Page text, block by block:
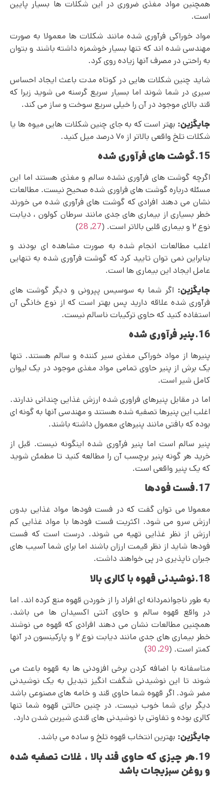
همچنین مواد مغذی ضروری در این شکلات ها بسیار پایین
است.
مواد خوراکی فرآوری شده مانند شکلات ها معمولا به صورت
مهندسی شده اند که تنها بسیار خوشمزه داشته باشند و بتوان
به راحتی در مصرف آنها زیاده‌ روی کرد.
شاید چنین شکلات هایی در کوتاه مدت باعث ایجاد احساس
سیری در شما شوند اما بسیار سریع گرسنه می شوید زیرا که
قند بالای موجود در آن را خیلی سریع سوخت و ساز می کند.
جایگزین: بهتر است که به جای چنین شکلات هایی میوه ها یا
شکلات تلخ واقعی بالاتر از ۷۰ درصد میل کنید.
15.گوشت‌ های فرآوری شده
اگرچه گوشت ‌های فرآوری نشده سالم و مغذی هستند اما این
مسئله درباره گوشت های فراوری شده صحیح نیست. مطالعات
نشان می دهند افرادی که گوشت های فرآوری شده می خورند
خطر بسیاری از بیماری‌ های جدی مانند سرطان کولون ، دیابت
نوع ۲ و بیماری قلبی بالاتر است. (
27
,
28
)
اغلب مطالعات انجام شده به صورت مشاهده‌ ای بودند و
بنابراین نمی توان تایید کرد که گوشت فرآوری شده به تنهایی
عامل ایجاد این بیماری ها است.
جایگزین: اگر شما به سوسیس پپرونی و دیگر گوشت های
فرآوری شده علاقه دارید پس بهتر است که از نوع خانگی آن
استفاده کنید که حاوی ترکیبات ناسالم نیست.
16.پنیر فرآوری شده
پنیرها از مواد خوراکی مغذی سیر کننده و سالم هستند. تنها
یک برش از پنیر حاوی تمامی مواد مغذی موجود در یک لیوان
کامل شیر است.
اما در مقابل پنیرهای فراوری شده ارزش غذایی چندانی ندارند.
اغلب این پنیرها تصفیه شده هستند و مهندسی آنها به گونه ای
بوده که بافتی مانند پنیرهای معمول داشته باشند.
پنیر سالم است اما پنیر فرآوری‌ شده اینگونه نیست. قبل از
خرید هر گونه پنیر برچسب آن را مطالعه کنید تا مطمئن شوید
که یک پنیر واقعی است.
17.فست فودها
معمولا می‌ توان گفت که در فست فودها مواد غذایی بدون
ارزش سرو می شود. اکثریت فست فودها با مواد غذایی کم
ارزش از نظر غذایی تهیه می‌ شوند. درست است که فست
فودها شاید از نظر قیمت ارزان باشند اما برای شما آسیب های
جبران ناپذیری در پی خواهند داشت.
18.نوشیدنی قهوه با کالری بالا
به طور ناجوانمردانه ای افراد را از خوردن قهوه منع کرده‌ اند. اما
در واقع قهوه سالم و حاوی آنتی اکسیدان ها می باشد.
همچنین مطالعات نشان می ‌دهند افرادی که قهوه می نوشند
خطر بیماری‌ های جدی مانند دیابت نوع ۲ و پارکینسون در آنها
کمتر است. (29
,
30
)
متاسفانه با اضافه کردن برخی افزودنی ها به قهوه باعث می
شوند تا این نوشیدنی شگفت انگیز تبدیل به یک نوشیدنی
مضر شود. اگر قهوه شما حاوی قند و خامه های مصنوعی باشد
دیگر برای شما خوب نیست. در چنین حالتی قهوه شما تنها
کالری بوده و تفاوتی با نوشیدنی های قندی شیرین شدن دارد.
جایگزین: بهترین انتخاب قهوه تلخ و ساده می باشد.
19.هر چیزی که حاوی قند بالا ، غلات تصفیه شده
و روغن سبزیجات باشد